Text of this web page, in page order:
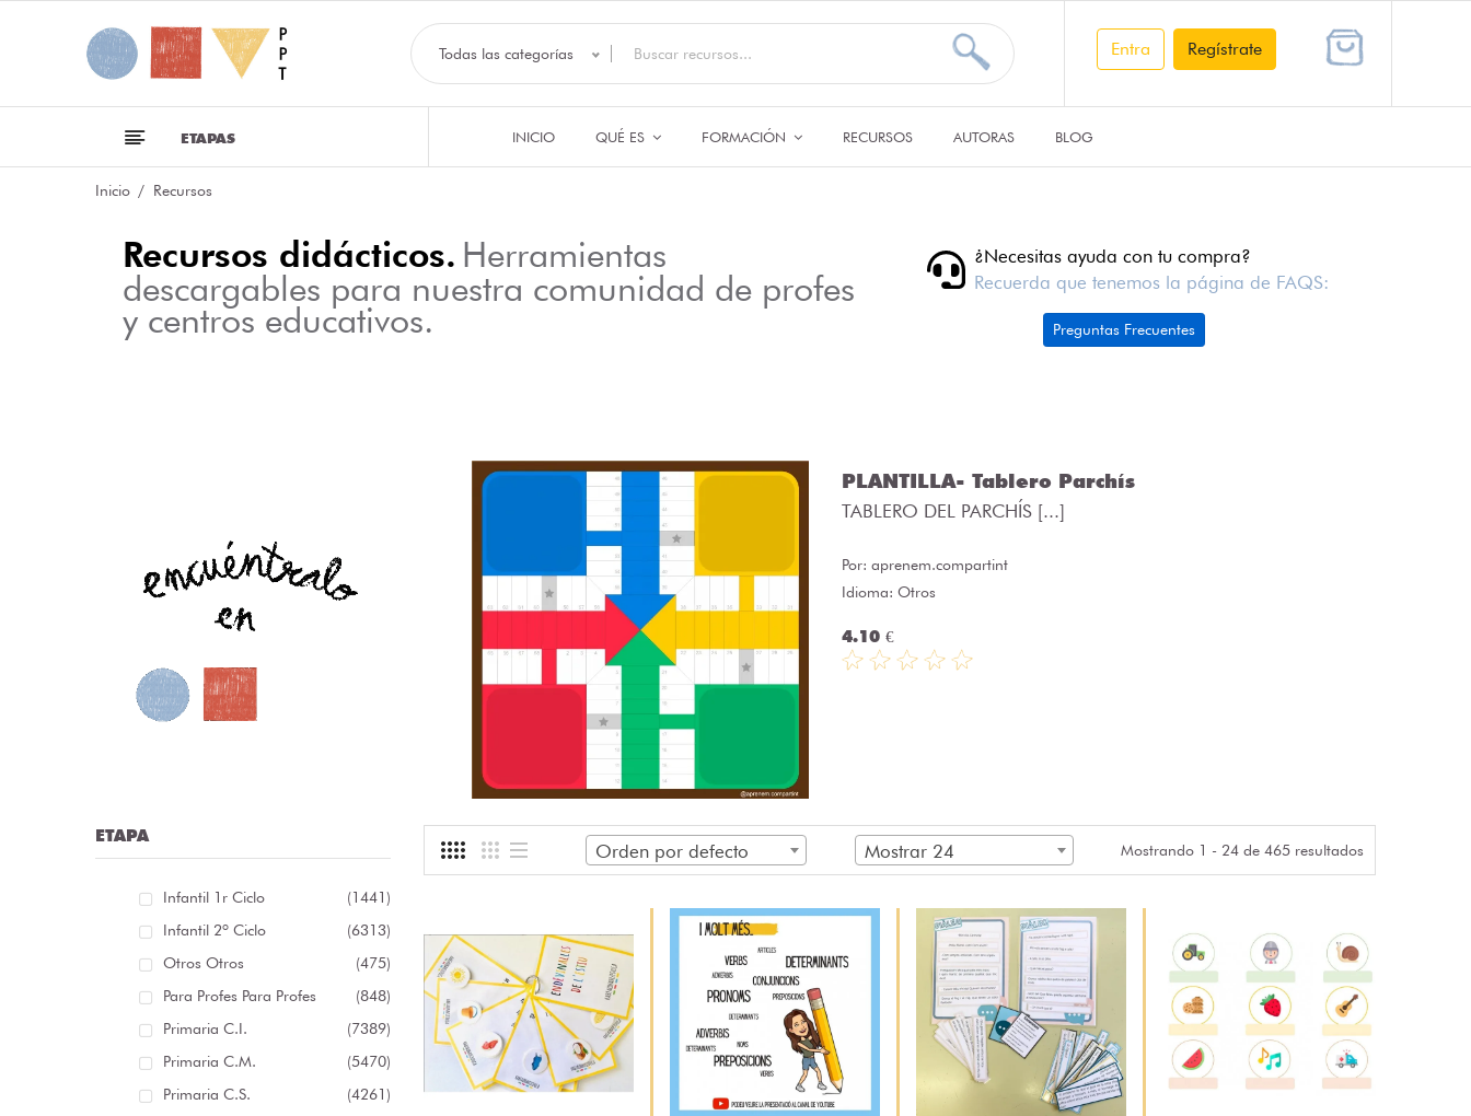
Todas las categorías Entra Regístrate
ETAPAS INICIO QUÉ ES FORMACIÓN RECURSOS AUTORAS BLOG
Inicio Recursos
Recursos didácticos. Herramientas
descargables para nuestra comunidad de profes
y centros educativos.
¿Necesitas ayuda con tu compra?
Recuerda que tenemos la página de FAQS:
Preguntas Frecuentes
sobre as distintas clases de palabras [...]
PLANTILLA- Tablero Parchís
TABLERO DEL PARCHÍS [...]
Por:aprenem.compartint
Idioma: Otros
4.10 €
ETAPA
Infantil 1r Ciclo
(1441)
Infantil 2º Ciclo
(6313)
Otros Otros
(475)
Para Profes Para Profes
(848)
Primaria C.I.
(7389)
Primaria C.M.
(5470)
Primaria C.S.
(4261)
Orden por defecto Mostrar 24 Mostrando 1 - 24 de 465 resultados